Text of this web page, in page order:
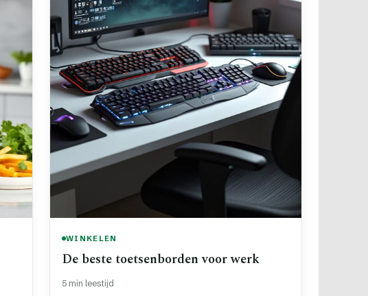
WINKELEN
De beste toetsenborden voor werk
5 min leestijd